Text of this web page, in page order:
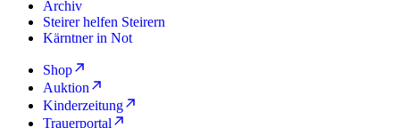
Archiv
Steirer helfen Steirern
Kärntner in Not
Shop
Auktion
Kinderzeitung
Trauerportal